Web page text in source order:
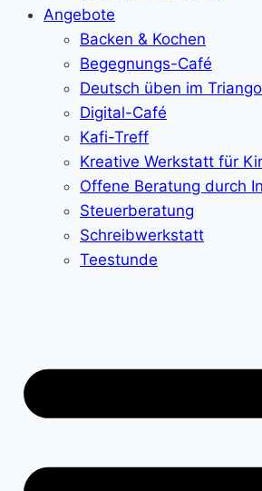
Angebote
Backen & Kochen
Begegnungs-Café
Deutsch üben im
Digital-Café
Kafi-Treff
Kreative Werkstatt für
Offene Beratung durch
Steuerberatung
Schreibwerkstatt
Teestunde